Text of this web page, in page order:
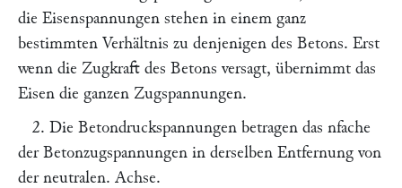
die Eisenspannungen stehen in einem ganz
bestimmten Verhältnis zu denjenigen des Betons. Erst
wenn die Zugkraft des Betons versagt, übernimmt das
Eisen die ganzen Zugspannungen.
2. Die Betondruckspannungen betragen das nfache
der Betonzugspannungen in derselben Entfernung von
der neutralen. Achse.